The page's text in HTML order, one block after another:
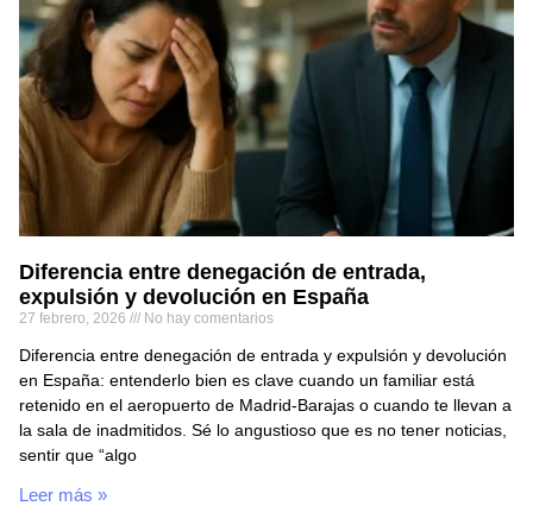
Diferencia entre denegación de entrada,
expulsión y devolución en España
27 febrero, 2026 No hay comentarios
Diferencia entre denegación de entrada y expulsión y devolución
en España: entenderlo bien es clave cuando un familiar está
retenido en el aeropuerto de Madrid-Barajas o cuando te llevan a
la sala de inadmitidos. Sé lo angustioso que es no tener noticias,
sentir que “algo
Leer más »